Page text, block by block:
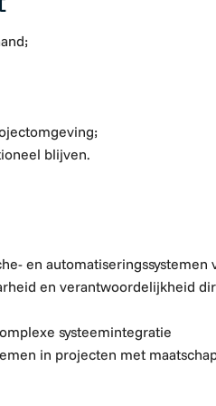
blijven.
en automatiseringssystemen
en verantwoordelijkheid
systeemintegratie
in projecten met